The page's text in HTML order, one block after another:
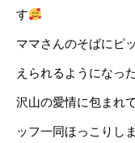
す
ママさんのそばにピ
えられるようになっ
沢山の愛情に包まれ
ッフ一同ほっこりし